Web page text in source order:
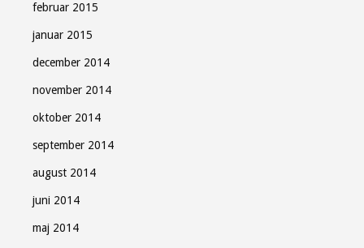
februar 2015
januar 2015
december 2014
november 2014
oktober 2014
september 2014
august 2014
juni 2014
maj 2014